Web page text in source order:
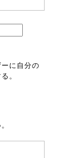
に自分の
。